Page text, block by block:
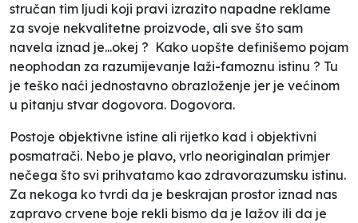
stručan tim ljudi koji pravi izrazito napadne reklame
za svoje nekvalitetne proizvode, ali sve što sam
navela iznad je...okej ? Kako uopšte definišemo pojam
neophodan za razumijevanje laži-famoznu istinu ? Tu
je teško naći jednostavno obrazloženje jer je većinom
u pitanju stvar dogovora. Dogovora.
Postoje objektivne istine ali rijetko kad i objektivni
posmatrači. Nebo je plavo, vrlo neoriginalan primjer
nečega što svi prihvatamo kao zdravorazumsku istinu.
Za nekoga ko tvrdi da je beskrajan prostor iznad nas
zapravo crvene boje rekli bismo da je lažov ili da je